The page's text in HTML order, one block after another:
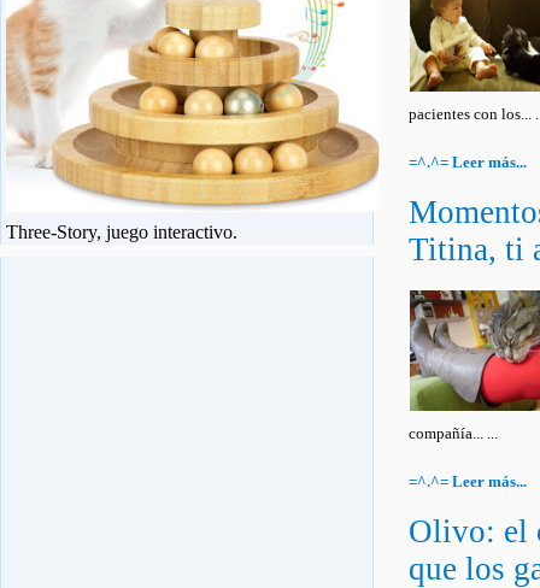
pacientes con los...
=^.^= Leer más...
Titina, ti
compañía... ...
=^.^= Leer más...
Olivo: el
que los
Three-Story, juego interactivo.